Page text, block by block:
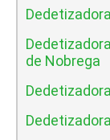
de Nobrega